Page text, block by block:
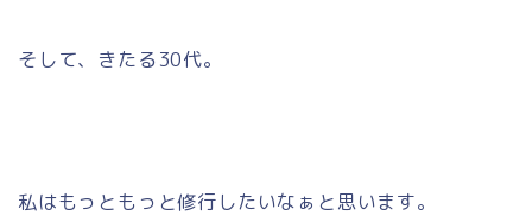
そして、きたる30代。
私はもっともっと修行したいなぁと思います。